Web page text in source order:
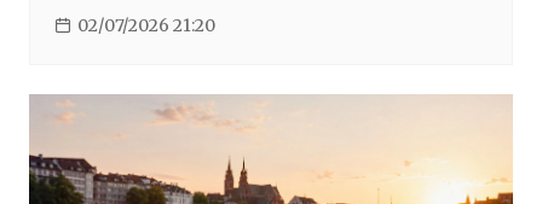
02/07/2026 21:20